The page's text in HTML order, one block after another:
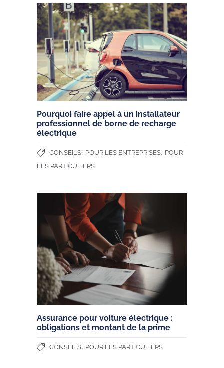
Pourquoi faire appel à un installateur
professionnel de borne de recharge
électrique
CONSEILS, POUR LES ENTREPRISES, POUR
LES PARTICULIERS
Assurance pour voiture électrique :
obligations et montant de la prime
CONSEILS, POUR LES PARTICULIERS